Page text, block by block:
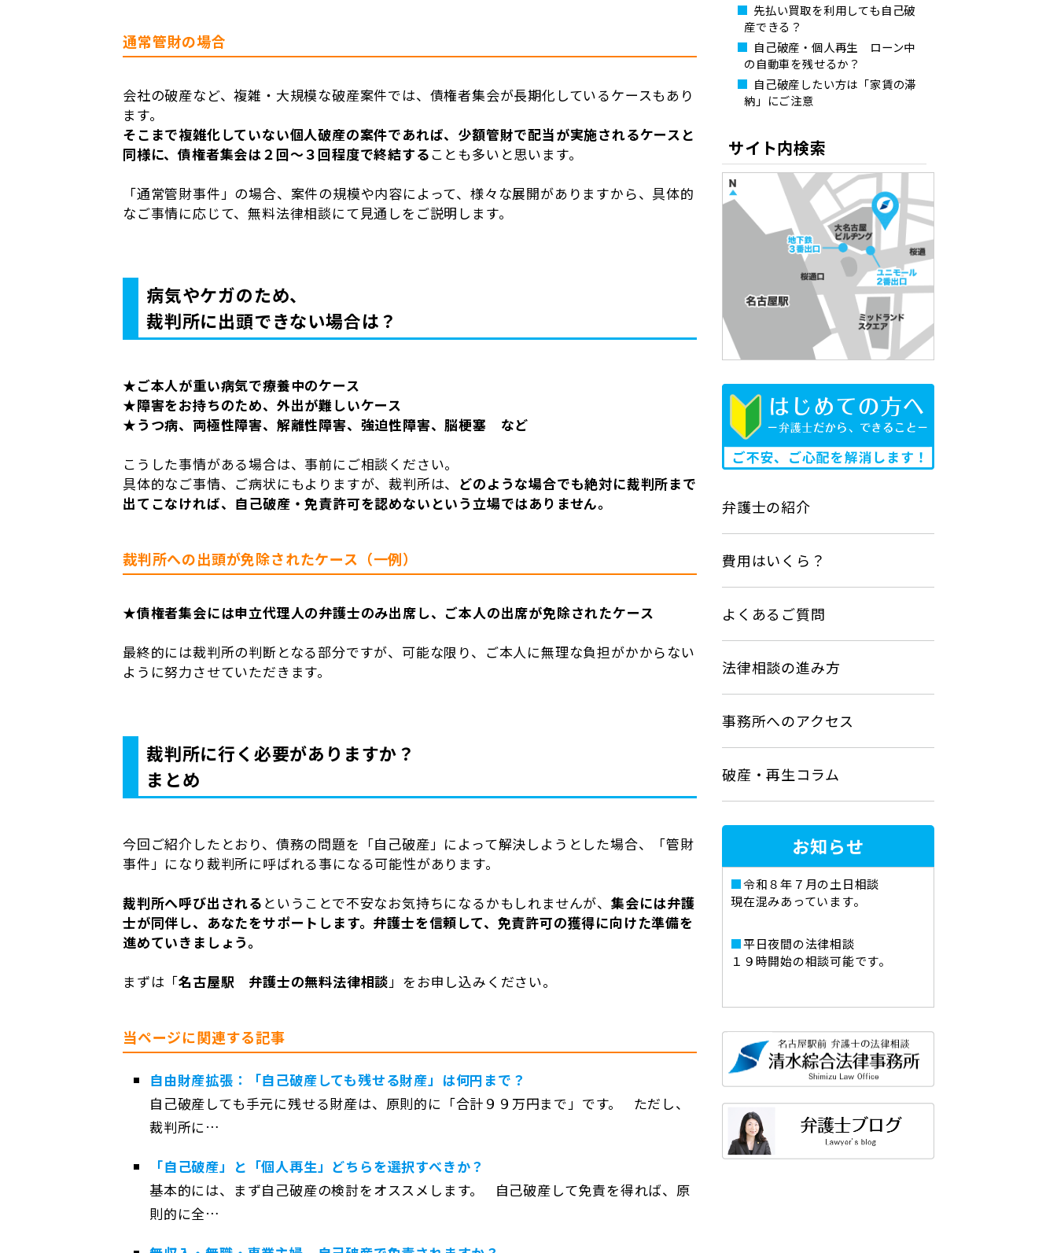
通常管財の場合
会社の破産など、複雑・大規模な破産案件では、債権者集会が長期化しているケースもあり
ます。
そこまで複雑化していない個人破産の案件であれば、少額管財で配当が実施されるケースと
同様に、債権者集会は２回～３回程度で終結する ことも多いと思います。
「通常管財事件」の場合、案件の規模や内容によって、様々な展開がありますから、具体的
なご事情に応じて、無料法律相談にて見通しをご説明します。
病気やケガのため、
裁判所に出頭できない場合は？
★ご本人が重い病気で療養中のケース
★障害をお持ちのため、外出が難しいケース
★うつ病、両極性障害、解離性障害、強迫性障害、脳梗塞 など
こうした事情がある場合は、事前にご相談ください。
具体的なご事情、ご病状にもよりますが、裁判所は、 どのような場合でも絶対に裁判所まで
出てこなければ、自己破産・免責許可を認めないという立場ではありません。
裁判所への出頭が免除されたケース（一例）
★債権者集会には申立代理人の弁護士のみ出席し、ご本人の出席が免除されたケース
最終的には裁判所の判断となる部分ですが、可能な限り、ご本人に無理な負担がかからない
ように努力させていただきます。
裁判所に行く必要がありますか？
まとめ
今回ご紹介したとおり、債務の問題を「自己破産」によって解決しようとした場合、「管財
事件」になり裁判所に呼ばれる事になる可能性があります。
裁判所へ呼び出される ということで不安なお気持ちになるかもしれませんが、 集会には弁護
士が同伴し、あなたをサポートします。弁護士を信頼して、免責許可の獲得に向けた準備を
進めていきましょう。
まずは「名古屋駅 弁護士の無料法律相談」をお申し込みください。
当ページに関連する記事
自由財産拡張：「自己破産しても残せる財産」は何円まで？
自己破産しても手元に残せる財産は、原則的に「合計９９万円まで」です。 ただし、
裁判所に…
「自己破産」と「個人再生」どちらを選択すべきか？
基本的には、まず自己破産の検討をオススメします。 自己破産して免責を得れば、原
則的に全…
先払い買取を利用しても自己破
産できる？
自己破産・個人再生 ローン中
の自動車を残せるか？
自己破産したい方は「家賃の滞
納」にご注意
サイト内検索
弁護士の紹介
費用はいくら？
よくあるご質問
法律相談の進み方
事務所へのアクセス
破産・再生コラム
お知らせ